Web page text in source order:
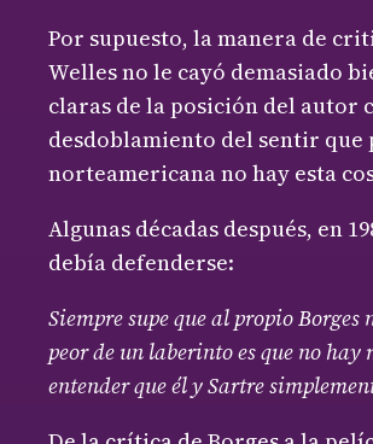
Por supuesto, la manera de
Welles no le cayó demasiado
claras de la posición del autor
desdoblamiento del sentir
norteamericana no hay esta
Algunas décadas después, en
debía defenderse:
Siempre supe que al propio
peor de un laberinto es que no
entender que él y Sartre